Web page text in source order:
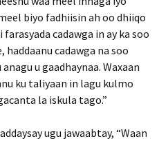
biyo fadhiisin ah oo dhiiqo
cadawga in ay ka soo
haddaanu cadawga na soo
u gaadhaynaa. Waxaan
ku taliyaan in lagu kulmo
la iskula tago.”
ugu jawaabtay, “Waan